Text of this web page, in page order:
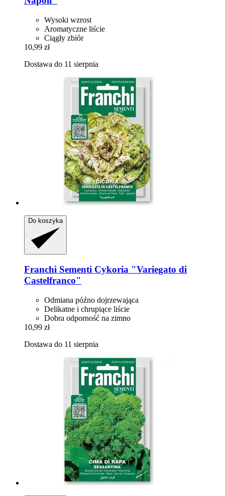
Wysoki wzrost
Aromatyczne liście
Ciągły zbiór
10,99 zł
Dostawa do 11 sierpnia
Do koszyka
Franchi Sementi Cykoria "Variegato di
Castelfranco"
Odmiana późno dojrzewająca
Delikatne i chrupiące liście
Dobra odporność na zimno
10,99 zł
Dostawa do 11 sierpnia